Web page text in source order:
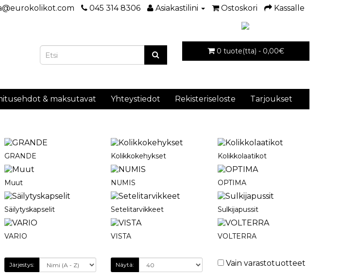
045 314 8306 Asiakastilini Ostoskori Kassalle
0 tuote(tta) - 0,00€
& maksutavat Yhteystiedot Rekisteriseloste Tarjoukset
GRANDE Kolikkokehykset Kolikkolaatikot
Muut NUMIS OPTIMA
Säilytyskapselit Setelitarvikkeet Sulkijapussit
VARIO VISTA VOLTERRA
Järjestys: Näytä: Vain varastotuotteet